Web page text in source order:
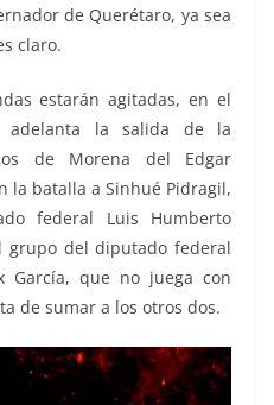
de Querétaro, ya sea
claro.
estarán agitadas, en el
adelanta la salida de la
de Morena del Edgar
la batalla a Sinhué Pidragil,
federal Luis Humberto
grupo del diputado federal
García, que no juega con
de sumar a los otros dos.